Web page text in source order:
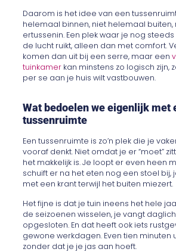
Daarom is het idee van een
helemaal binnen, niet helemaal
ertussenin. Een plek waar je nog
de lucht ruikt, alleen dan met comfort.
komen dan uit bij een serre, maar een
tuinkamer kan minstens zo logisch zijn,
per se aan je huis wilt vastbouwen.
Wat bedoelen we eigenlijk met
tussenruimte
Een tussenruimte is zo’n plek die je
vooraf denkt. Niet omdat je er “moet”
het makkelijk is. Je loopt er even heen
schuift er na het eten nog een stoel bij,
met een krant terwijl het buiten miezert.
Het fijne is dat je tuin ineens het hele
de seizoenen wisselen, je vangt
opgesloten. En dat heeft ook iets
gewone werkdagen. Even tien minuten
zonder dat je je jas aan hoeft.